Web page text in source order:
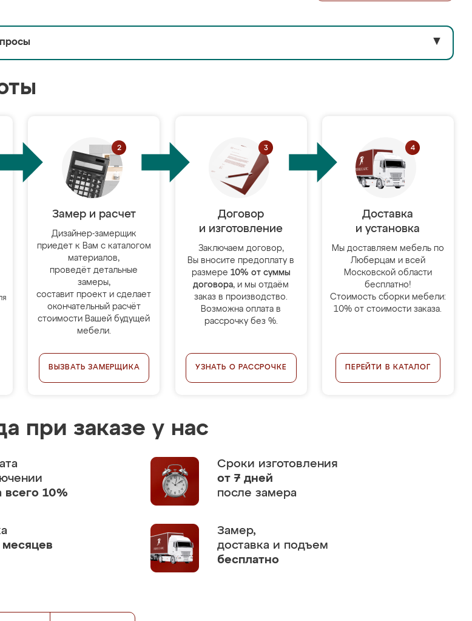
▼
Замер и расчет
Дизайнер-замерщик
приедет к Вам с каталогом
материалов,
проведёт детальные
замеры,
составит проект и сделает
окончательный расчёт
стоимости Вашей будущей
мебели.
ВЫЗВАТЬ ЗАМЕРЩИКА
Договор
и изготовление
Заключаем договор,
Вы вносите предоплату в
размере 10% от суммы
договора, и мы отдаём
заказ в производство.
Возможна оплата в
рассрочку без %.
УЗНАТЬ О РАССРОЧКЕ
Доставка
и установка
Мы доставляем мебель по
Люберцам и всей
Московской области
бесплатно!
Стоимость сборки мебели:
10% от стоимости заказа.
ПЕРЕЙТИ В КАТАЛОГ
при заказе у нас
всего 10%
Сроки изготовления
от 7 дней
после замера
месяцев
Замер,
доставка и подъем
бесплатно